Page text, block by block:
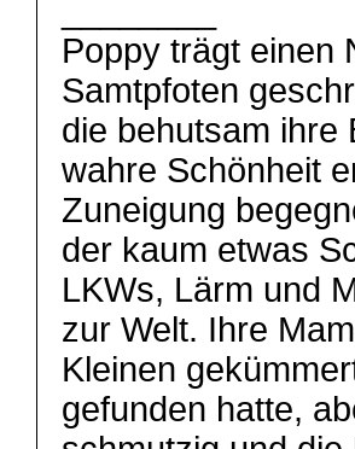
Poppy trägt einen
Samtpfoten
die behutsam ihre
wahre Schönheit
Zuneigung
der kaum etwas
LKWs, Lärm und
zur Welt. Ihre
Kleinen
gefunden hatte,